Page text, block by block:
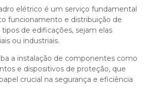
elétrico é um serviço fundamental
funcionamento e distribuição de
de edificações, sejam elas
ou industriais.
a instalação de componentes como
e dispositivos de proteção, que
crucial na segurança e eficiência